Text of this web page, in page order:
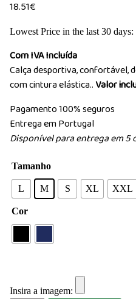
18.51€
Lowest Price in the last 30 days:
Com IVA Incluída
Calça desportiva, confortável,
com cintura elástica..Valor
Pagamento 100% seguros
Entrega em Portugal
Disponível para entrega em 5
Tamanho
L M S XL XXL
Cor
Insira a imagem: